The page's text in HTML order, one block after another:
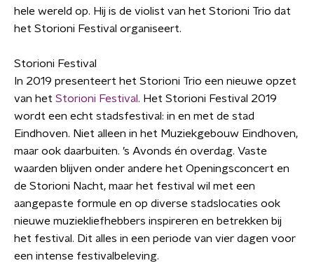
hele wereld op. Hij is de violist van het Storioni Trio dat
het Storioni Festival organiseert.
Storioni Festival
In 2019 presenteert het Storioni Trio een nieuwe opzet
van het Storioni Festival . Het Storioni Festival 2019
wordt een echt stadsfestival: in en met de stad
Eindhoven. Niet alleen in het Muziekgebouw Eindhoven,
maar ook daarbuiten. ’s Avonds én overdag. Vaste
waarden blijven onder andere het Openingsconcert en
de Storioni Nacht, maar het festival wil met een
aangepaste formule en op diverse stadslocaties ook
nieuwe muziekliefhebbers inspireren en betrekken bij
het festival. Dit alles in een periode van vier dagen voor
een intense festivalbeleving.